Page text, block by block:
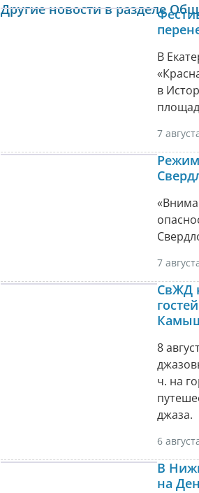
Другие новости в разделе
В
в
7
Режим
7
СвЖД
8
ч. на
джаза.
6
В
на